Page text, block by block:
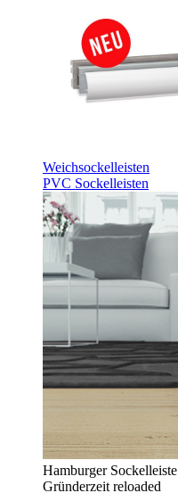
Weichsockelleisten
PVC Sockelleisten
Hamburger Sockelleiste
Gründerzeit reloaded